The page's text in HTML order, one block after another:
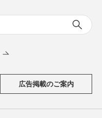
広告掲載のご案内